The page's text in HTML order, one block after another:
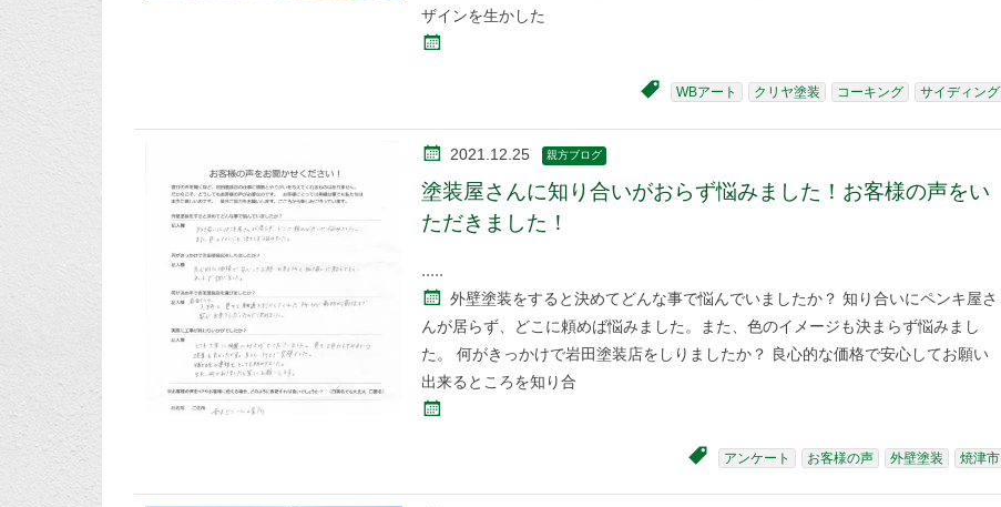
ザインを生かした
WBアート クリヤ塗装 コーキング サイディング
2021.12.25 親方ブログ
塗装屋さんに知り合いがおらず悩みました！お客様の声をい
ただきました！
外壁塗装をすると決めてどんな事で悩んでいましたか？ 知り合いにペンキ屋さ
んが居らず、どこに頼めば悩みました。また、色のイメージも決まらず悩みまし
た。 何がきっかけで岩田塗装店をしりましたか？ 良心的な価格で安心してお願い
出来るところを知り合
アンケート お客様の声 外壁塗装 焼津市